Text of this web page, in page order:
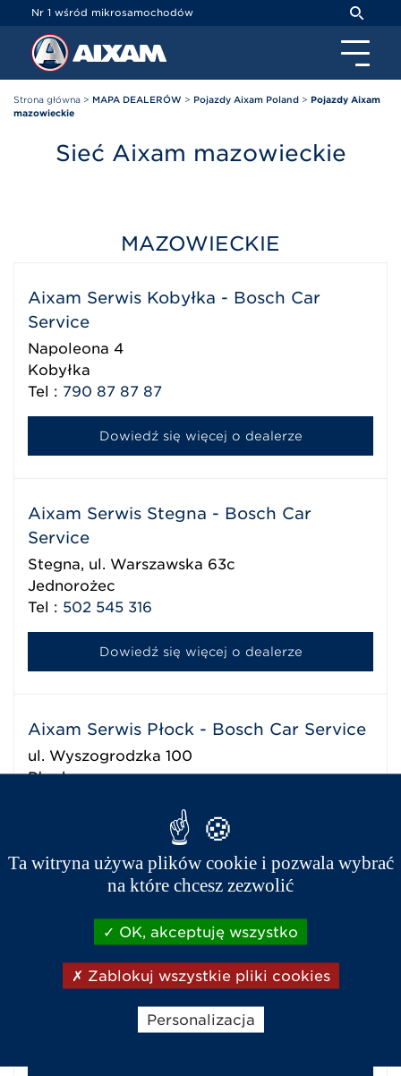
Nr 1 wśród mikrosamochodów
Strona główna > MAPA DEALERÓW > Pojazdy Aixam Poland > Pojazdy Aixam
mazowieckie
Sieć Aixam mazowieckie
MAZOWIECKIE
Aixam Serwis Kobyłka - Bosch Car
Service
Napoleona 4
Kobyłka
Tel : 790 87 87 87
Dowiedź się więcej o dealerze
Aixam Serwis Stegna - Bosch Car
Service
Stegna, ul. Warszawska 63c
Jednorożec
Tel : 502 545 316
Dowiedź się więcej o dealerze
Aixam Serwis Płock - Bosch Car Service
ul. Wyszogrodzka 100
Płock
Dowiedź się więcej o dealerze
Aixam Serwis Radom - Bosch Car
ul. Kierzkowska 10a
Radom
48 331 73 44
Panel zarządzania plikami cookies
Ta witryna używa plików cookie i pozwala wybrać
na które chcesz zezwolić
OK, akceptuję wszystko
Zablokuj wszystkie pliki cookies
Personalizacja